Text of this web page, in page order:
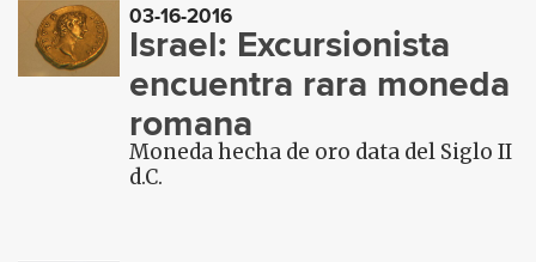
03-16-2016
Israel: Excursionista
encuentra rara moneda
romana
Moneda hecha de oro data del Siglo II
d.C.